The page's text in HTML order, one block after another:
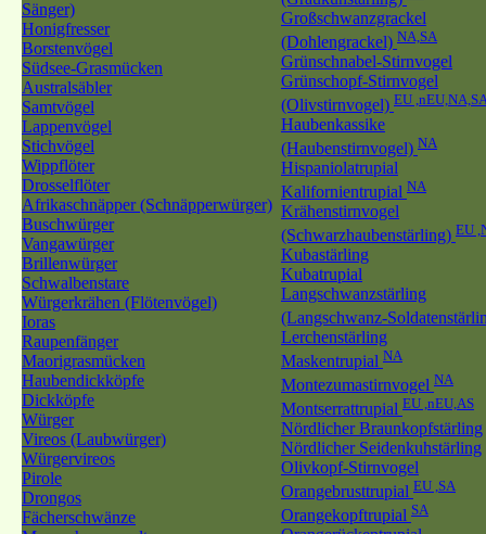
Sänger)
Honigfresser
Borstenvögel
Südsee-Grasmücken
Australsäbler
Samtvögel
Lappenvögel
Stichvögel
Wippflöter
Drosselflöter
Afrikaschnäpper (Schnäpperwürger)
Buschwürger
Vangawürger
Brillenwürger
Schwalbenstare
Würgerkrähen (Flötenvögel)
Ioras
Raupenfänger
Maorigrasmücken
Haubendickköpfe
Dickköpfe
Würger
Vireos (Laubwürger)
Würgervireos
Pirole
Drongos
Fächerschwänze
Großschwanzgrackel
(Dohlengrackel) NA,SA
Grünschnabel-Stirnvogel
Grünschopf-Stirnvogel
(Olivstirnvogel) EU
Haubenkassike
(Haubenstirnvogel) NA
Hispaniolatrupial
Kalifornientrupial NA
Krähenstirnvogel
(Schwarzhaubenstärling) EU
Kubastärling
Kubatrupial
Langschwanzstärling
(Langschwanz-
Lerchenstärling
Maskentrupial NA
Montezumastirnvogel NA
Montserrattrupial EU ,nEU,AS
Nördlicher Braunkopfstärling
Nördlicher Seidenkuhstärling
Olivkopf-Stirnvogel
Orangebrusttrupial EU ,SA
Orangekopftrupial SA